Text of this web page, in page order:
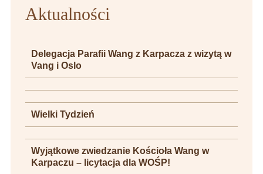
Aktualności
Delegacja Parafii Wang z Karpacza z wizytą w
Vang i Oslo
Wielki Tydzień
Wyjątkowe zwiedzanie Kościoła Wang w
Karpaczu – licytacja dla WOŚP!